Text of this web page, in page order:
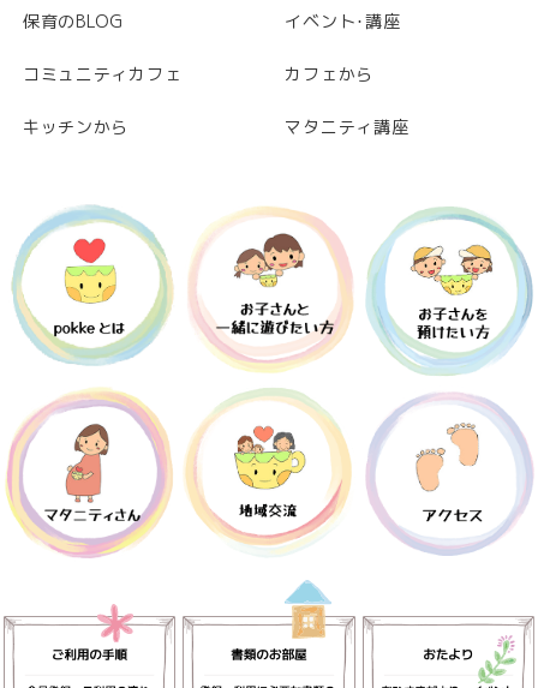
保育のBLOG イベント･講座
コミュニティカフェ カフェから
キッチンから マタニティ講座